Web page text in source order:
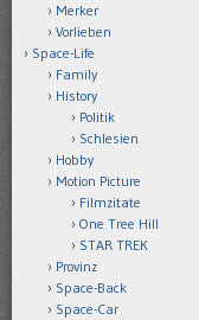
Merker
Vorlieben
Space-Life
Family
History
Politik
Schlesien
Hobby
Motion Picture
Filmzitate
One Tree Hill
STAR TREK
Provinz
Space-Back
Space-Car